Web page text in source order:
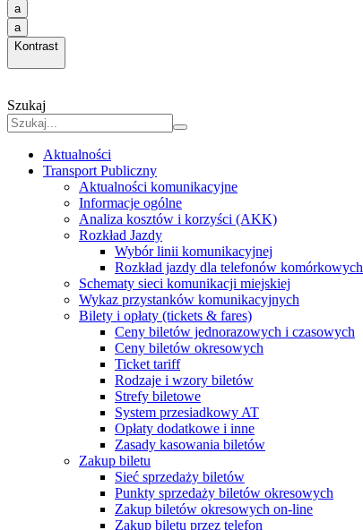
a
a
Kontrast
Szukaj
Aktualności
Transport Publiczny
Aktualności komunikacyjne
Informacje ogólne
Analiza kosztów i korzyści (AKK)
Rozkład Jazdy
Wybór linii komunikacyjnej
Rozkład jazdy dla telefonów komórkowych
Schematy sieci komunikacji miejskiej
Wykaz przystanków komunikacyjnych
Bilety i opłaty (tickets & fares)
Ceny biletów jednorazowych i czasowych
Ceny biletów okresowych
Ticket tariff
Rodzaje i wzory biletów
Strefy biletowe
System przesiadkowy AT
Opłaty dodatkowe i inne
Zasady kasowania biletów
Zakup biletu
Sieć sprzedaży biletów
Punkty sprzedaży biletów okresowych
Zakup biletów okresowych on-line
Zakup biletu przez telefon